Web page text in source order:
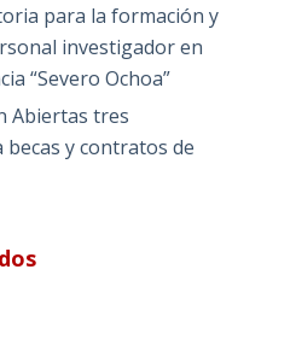
para la formación y
investigador en
“Severo Ochoa”
Abiertas tres
y contratos de